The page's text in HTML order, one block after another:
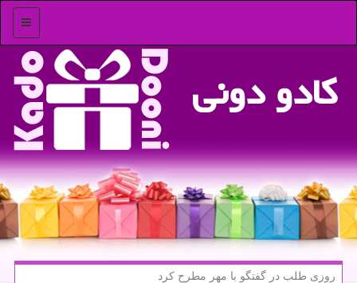
منو
كادو دونی
روزی طلب در گفتگو با مهر مطرح كرد